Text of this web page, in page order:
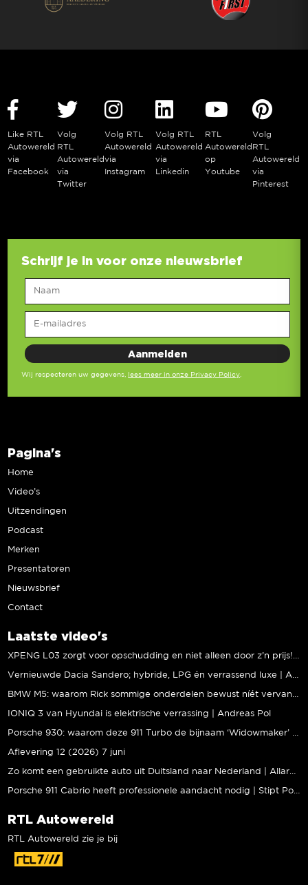
Like RTL
Autowereld
via
Facebook
Volg
RTL
Autowereld
via
Twitter
Volg RTL
Autowereld
via
Instagram
Volg RTL
Autowereld
via
Linkedin
RTL
Autowereld
op
Youtube
Volg
RTL
Autowereld
via
Pinterest
Schrijf je in voor onze nieuwsbrief
Wij respecteren uw gegevens, lees meer in onze Privacy Policy.
Pagina's
Home
Video’s
Uitzendingen
Podcast
Merken
Presentatoren
Nieuwsbrief
Contact
Laatste video's
XPENG L03 zorgt voor opschudding en niet alleen door z’n prijs! | Jeroen Mul
Vernieuwde Dacia Sandero; hybride, LPG én verrassend luxe | Andreas Pol
BMW M5: waarom Rick sommige onderdelen bewust níét vervangt | Stipt Polish Point
IONIQ 3 van Hyundai is elektrische verrassing | Andreas Pol
Porsche 930: waarom deze 911 Turbo de bijnaam ‘Widowmaker’ kreeg | Gallery Aaldering
Aflevering 12 (2026) 7 juni
Zo komt een gebruikte auto uit Duitsland naar Nederland | Allard Kalff
Porsche 911 Cabrio heeft professionele aandacht nodig | Stipt Polish Point
RTL Autowereld
RTL Autowereld zie je bij